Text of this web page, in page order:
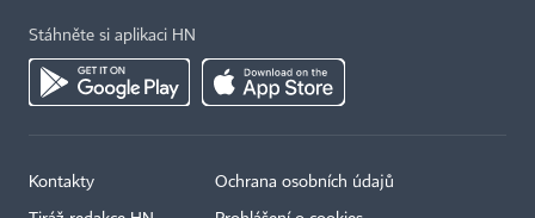
Stáhněte si aplikaci HN
Kontakty Ochrana osobních údajů